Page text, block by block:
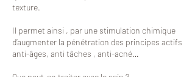
texture.
Il permet ainsi , par une stimulation chimique
d’augmenter la pénétration des principes actifs
anti-âges, anti tâches , anti-acné…